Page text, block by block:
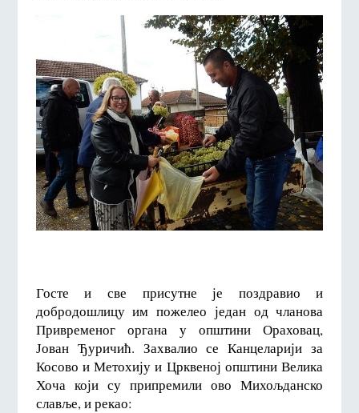
Госте и све присутне је поздравио и
добродошлицу им пожелео један од чланова
Привременог органа у општини Ораховац,
Јован Ђуричић. Захвалио се Канцеларији за
Косово и Метохију и Црквеној општини Велика
Хоча који су припремили ово Михољданско
славље, и рекао: